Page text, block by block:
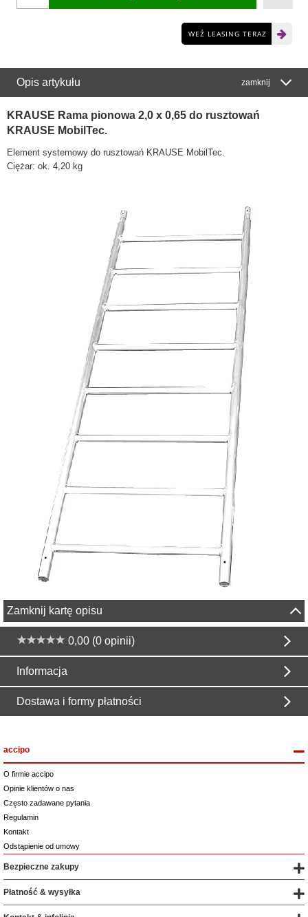
WEŹ LEASING TERAZ
Opis artykułu zamknij
KRAUSE Rama pionowa 2,0 x 0,65 do rusztowań
KRAUSE MobilTec.
Element systemowy do rusztowań KRAUSE MobilTec.
Ciężar: ok. 4,20 kg
Zamknij kartę opisu
0,00 (0 opinii)
Informacja
Dostawa i formy płatności
accipo
O firmie accipo
Opinie klientów o nas
Często zadawane pytania
Regulamin
Kontakt
Odstąpienie od umowy
Bezpieczne zakupy
Płatność & wysyłka